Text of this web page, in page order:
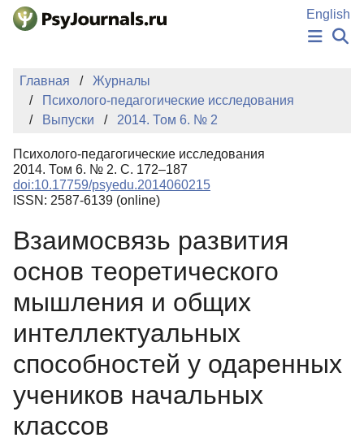
Перейти к основному содержанию
English
НОВОСТИ
АВТОРЫ
КЛЮЧЕВЫЕ СЛОВА
Регистрация
Главная
Журналы
Психолого-педагогические исследования
Выпуски
2014. Том 6. № 2
Психолого-педагогические исследования
2014. Том 6. № 2. С. 172–187
doi:10.17759/psyedu.2014060215
ISSN: 2587-6139 (online)
Взаимосвязь развития
основ теоретического
мышления и общих
интеллектуальных
способностей у одаренных
учеников начальных
классов